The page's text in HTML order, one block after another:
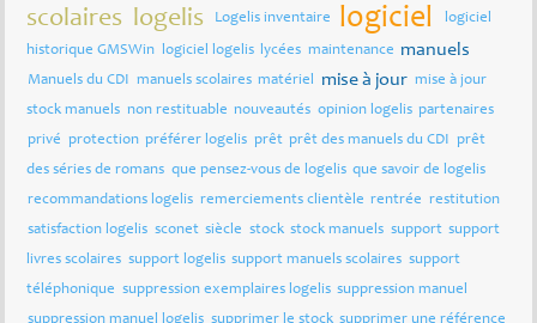
scolaires logelis Logelis inventaire logiciel logiciel
historique GMSWin logiciel logelis lycées maintenance manuels
Manuels du CDI manuels scolaires matériel mise à jour mise à jour
stock manuels non restituable nouveautés opinion logelis partenaires
privé protection préférer logelis prêt prêt des manuels du CDI prêt
des séries de romans que pensez-vous de logelis que savoir de logelis
recommandations logelis remerciements clientèle rentrée restitution
satisfaction logelis sconet siècle stock stock manuels support support
livres scolaires support logelis support manuels scolaires support
téléphonique suppression exemplaires logelis suppression manuel